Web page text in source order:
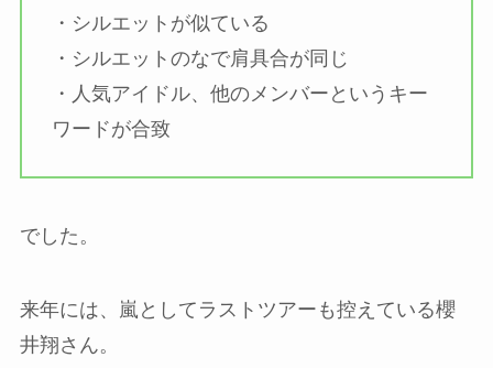
・シルエットが似ている
・シルエットのなで肩具合が同じ
・人気アイドル、他のメンバーというキー
ワードが合致
でした。
来年には、嵐としてラストツアーも控えている櫻
井翔さん。